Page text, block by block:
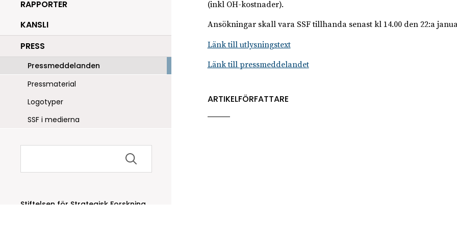
RAPPORTER
KANSLI
PRESS
Pressmeddelanden
Pressmaterial
Logotyper
SSF i medierna
Sök
Stiftelsen för Strategisk Forskning
(inkl OH-kostnader).
Ansökningar skall vara SSF tillhanda senast kl 14.00 den 22:a
Länk till utlysningstext
Länk till pressmeddelandet
ARTIKELFÖRFATTARE